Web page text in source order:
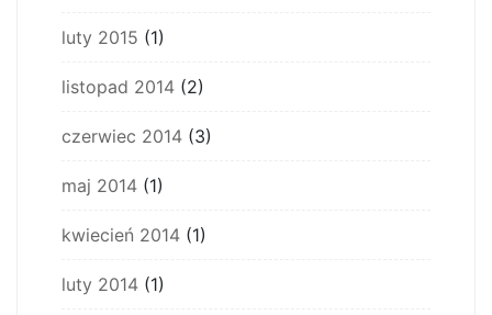
luty 2015 (1)
listopad 2014 (2)
czerwiec 2014 (3)
maj 2014 (1)
kwiecień 2014 (1)
luty 2014 (1)